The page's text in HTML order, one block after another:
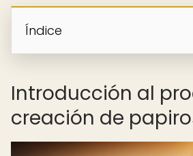
Índice
Introducción al
creación de